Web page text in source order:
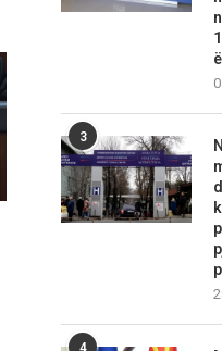
Ministri Hoti godet
Abdixhikun: Po
3
4